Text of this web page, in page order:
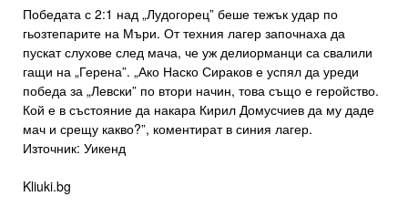
Победата с 2:1 над „Лудогорец” беше тежък удар по
гьозтепарите на Мъри. От техния лагер започнаха да
пускат слухове след мача, че уж делиорманци са свалили
гащи на „Герена”. „Ако Наско Сираков е успял да уреди
победа за „Левски” по втори начин, това също е геройство.
Кой е в състояние да накара Кирил Домусчиев да му даде
мач и срещу какво?”, коментират в синия лагер.
Източник: Уикенд
Kliuki.bg